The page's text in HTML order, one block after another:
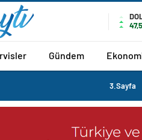
Gündem
3.Sayfa